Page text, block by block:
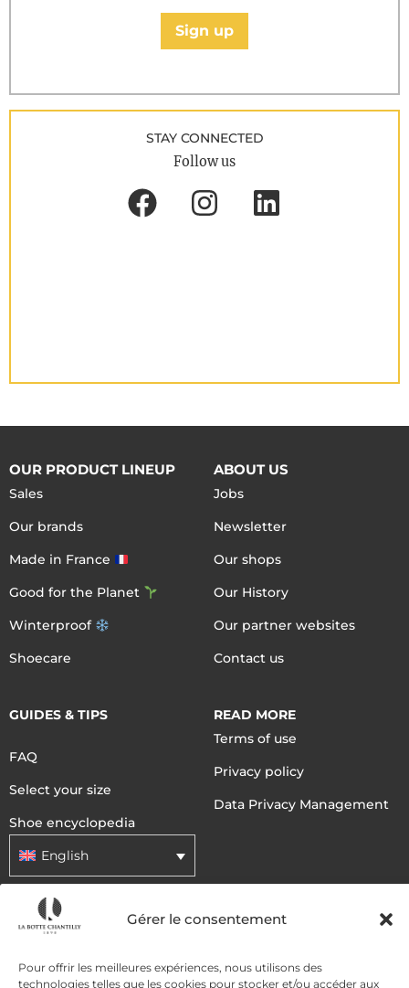
Gérer le consentement
Pour offrir les meilleures expériences, nous utilisons des
technologies telles que les cookies pour stocker et/ou accéder aux
Sign up
STAY CONNECTED
Follow us
OUR PRODUCT LINEUP
Sales
Our brands
Made in France
Good for the Planet
Winterproof
Shoecare
ABOUT US
Jobs
Newsletter
Our shops
Our History
Our partner websites
Contact us
GUIDES & TIPS
FAQ
Select your size
Shoe encyclopedia
English
READ MORE
Terms of use
Privacy policy
Data Privacy Management
DELIVERY METHODS
PAYMENT METHODS